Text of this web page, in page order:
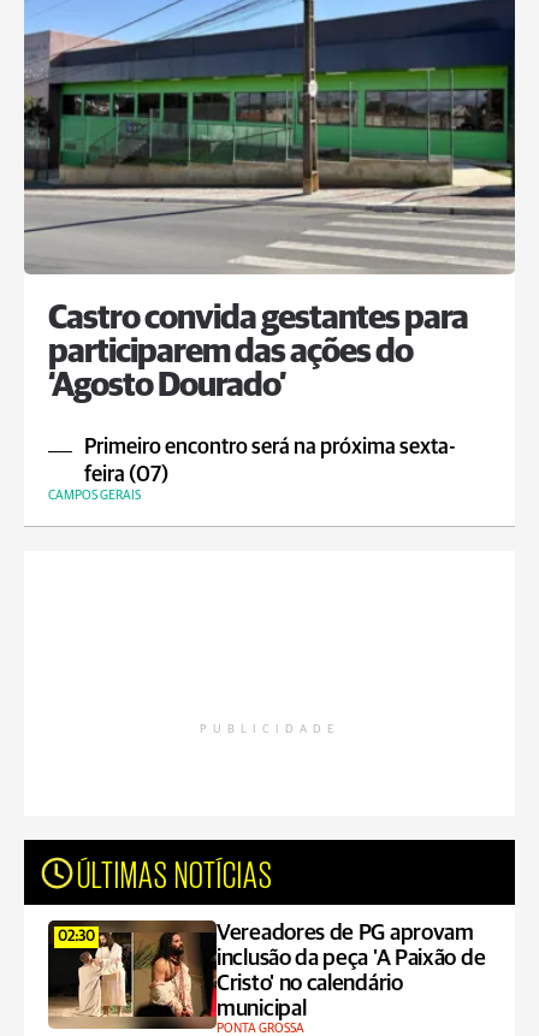
Castro convida gestantes para
participarem das ações do
‘Agosto Dourado’
Primeiro encontro será na próxima sexta-
feira (07)
CAMPOS GERAIS
PUBLICIDADE
ÚLTIMAS NOTÍCIAS
02:30
Vereadores de PG aprovam
inclusão da peça 'A Paixão de
Cristo' no calendário
municipal
PONTA GROSSA